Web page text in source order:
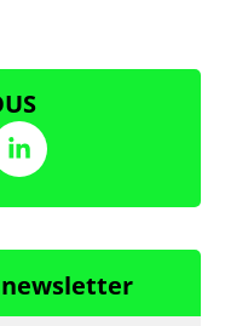
newsletter